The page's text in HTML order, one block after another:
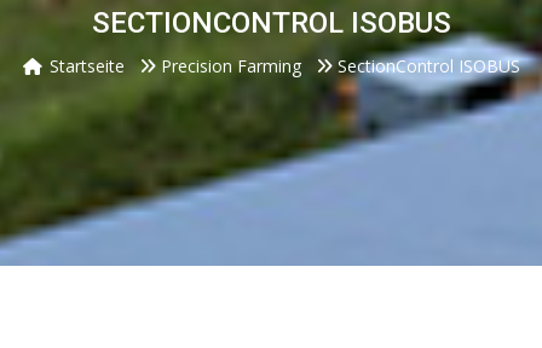
SECTIONCONTROL ISOBUS
Startseite Precision Farming SectionControl ISOBUS